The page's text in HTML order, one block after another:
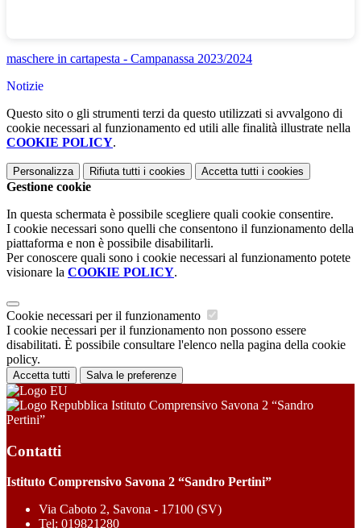
maschere in cartapesta - Campanassa 2023/2024
Notizie
Questo sito o gli strumenti terzi da questo utilizzati si avvalgono di
cookie necessari al funzionamento ed utili alle finalità illustrate nella
COOKIE POLICY.
Personalizza Rifiuta tutti i cookies Accetta tutti i cookies
Gestione cookie
In questa schermata è possibile scegliere quali cookie consentire.
I cookie necessari sono quelli che consentono il funzionamento della
piattaforma e non è possibile disabilitarli.
Per conoscere quali sono i cookie necessari al funzionamento potete
visionare la COOKIE POLICY.
Cookie necessari per il funzionamento
I cookie necessari per il funzionamento non possono essere
disabilitati. È possibile consultare l'elenco nella pagina della cookie
policy.
Accetta tutti Salva le preferenze
Istituto Comprensivo Savona 2 “Sandro
Pertini”
Contatti
Istituto Comprensivo Savona 2 “Sandro Pertini”
Via Caboto 2, Savona - 17100 (SV)
Tel: 019821280